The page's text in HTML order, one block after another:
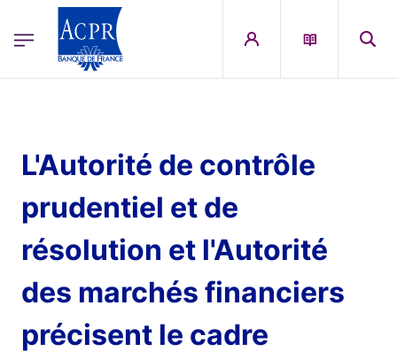
ACPR Menu Principal (French)
L'Autorité de contrôle
prudentiel et de
résolution et l'Autorité
des marchés financiers
précisent le cadre